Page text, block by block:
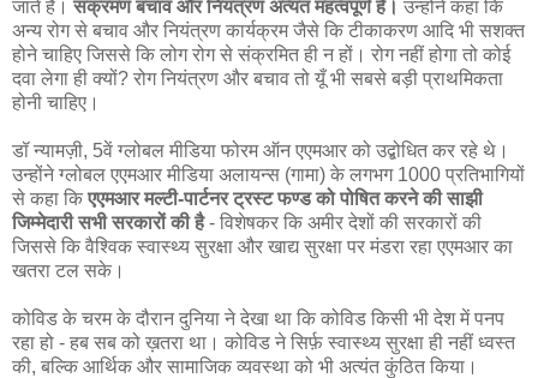
जाते हैं।संक्रमण बचाव और नियंत्रण अत्यंत महत्वपूर्ण है। उन्होंने कहा कि
अन्य रोग से बचाव और नियंत्रण कार्यक्रम जैसे कि टीकाकरण आदि भी सशक्त
होने चाहिए जिससे कि लोग रोग से संक्रमित ही न हों। रोग नहीं होगा तो कोई
दवा लेगा ही क्यों? रोग नियंत्रण और बचाव तो यूँ भी सबसे बड़ी प्राथमिकता
होनी चाहिए।
डॉ न्यामज़ी, 5वें ग्लोबल मीडिया फोरम ऑन एएमआर को उद्बोधित कर रहे थे।
उन्होंने ग्लोबल एएमआर मीडिया अलायन्स (गामा) के लगभग 1000 प्रतिभागियों
से कहा किएएमआर मल्टी-पार्टनर ट्रस्ट फण्ड को पोषित करने की साझी
जिम्मेदारी सभी सरकारों की है- विशेषकर कि अमीर देशों की सरकारों की
जिससे कि वैश्विक स्वास्थ्य सुरक्षा और खाद्य सुरक्षा पर मंडरा रहा एएमआर का
खतरा टल सके।
कोविड के चरम के दौरान दुनिया ने देखा था कि कोविड किसी भी देश में पनप
रहा हो - हब सब को ख़तरा था। कोविड ने सिर्फ़ स्वास्थ्य सुरक्षा ही नहीं ध्वस्त
की, बल्कि आर्थिक और सामाजिक व्यवस्था को भी अत्यंत कुंठित किया।